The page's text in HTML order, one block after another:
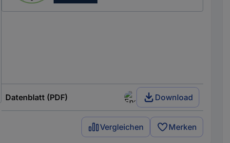
Datenblatt (PDF) Download
Vergleichen Merken